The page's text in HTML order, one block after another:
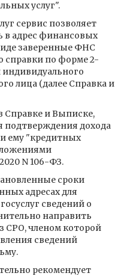
услуг".
сервис позволяет
в адрес финансовых
заверенные ФНС
справки по форме 2-
лица (далее Справка и
и Выписке,
подтверждения дохода
ему "кредитных
N 106-ФЗ.
сроки
адресах для
сведений о
направить
СРО, членом которой
сведений
рекомендует